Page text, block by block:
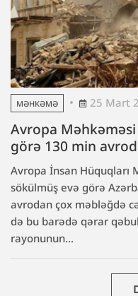
MƏHKƏMƏ 25 Mart
Avropa
görə 130 min
Avropa İnsan Hüquqları
sökülmüş evə görə
avrodan çox məbləğdə
də bu barədə qərar
rayonunun...